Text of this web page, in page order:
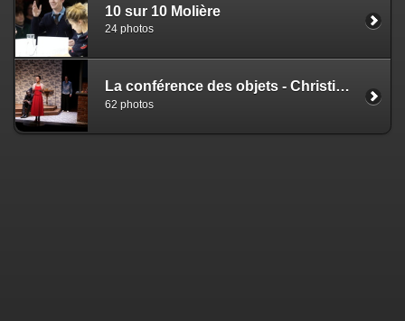
10 sur 10 Molière
24 photos
La conférence des objets - Christine Montalbetti
62 photos